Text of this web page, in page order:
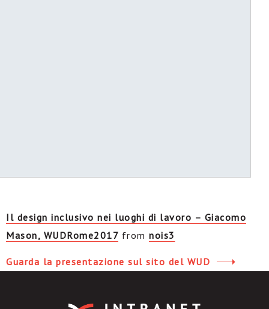
Il design inclusivo nei luoghi di lavoro – Giacomo
Mason, WUDRome2017 from nois3
Guarda la presentazione sul sito del WUD